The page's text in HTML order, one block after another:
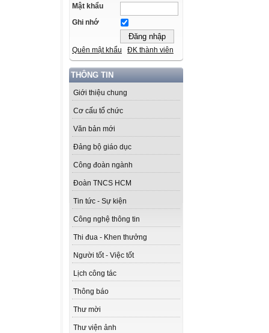
Mật khẩu
Ghi nhớ
Quên mật khẩu ĐK thành viên
THÔNG TIN
Giới thiệu chung
Cơ cấu tổ chức
Văn bản mới
Đảng bộ giáo dục
Công đoàn ngành
Đoàn TNCS HCM
Tin tức - Sự kiện
Công nghệ thông tin
Thi đua - Khen thưởng
Người tốt - Việc tốt
Lịch công tác
Thông báo
Thư mời
Thư viện ảnh